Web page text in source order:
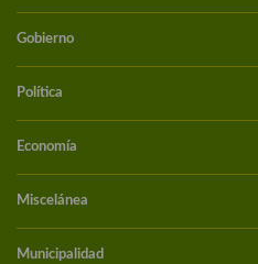
Gobierno
Política
Economía
Miscelánea
Municipalidad